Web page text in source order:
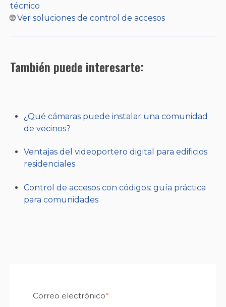
técnico
🌐Ver soluciones de control de accesos
También puede interesarte:
¿Qué cámaras puede instalar una comunidad
de vecinos?
Ventajas del videoportero digital para edificios
residenciales
Control de accesos con códigos: guía práctica
para comunidades
Correo electrónico*